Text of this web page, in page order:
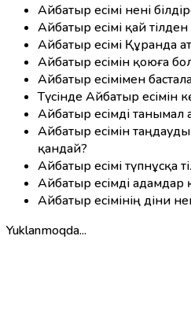
Айбатыр есімі нені
Айбатыр есімі қай
Айбатыр есімі Құранда
Айбатыр есімін қоюға
Айбатыр есімімен
Түсінде Айбатыр есімін
Айбатыр есімді танымал
Айбатыр есімін
қандай?
Айбатыр есімі түпнұсқа
Айбатыр есімді адамдар
Айбатыр есімінің діни
Yuklanmoqda...